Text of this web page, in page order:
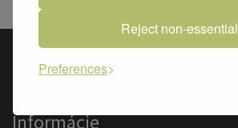
Reject non-essential
Preferences
Bezhraničná Láska
Informácie